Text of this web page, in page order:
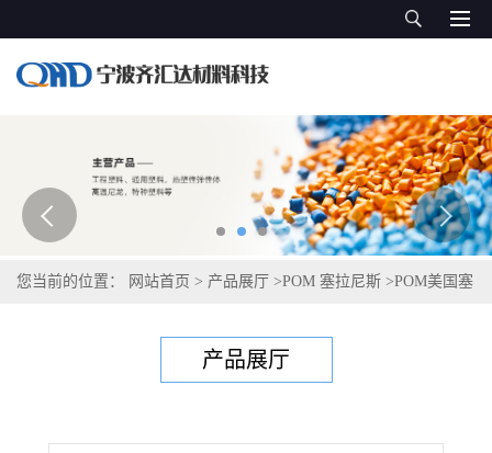
您当前的位置： 网站首页 > 产品展厅 >POM 塞拉尼斯 >POM美国塞
产品展厅